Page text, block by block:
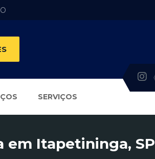
SERVIÇOS
em Itapetininga, SP